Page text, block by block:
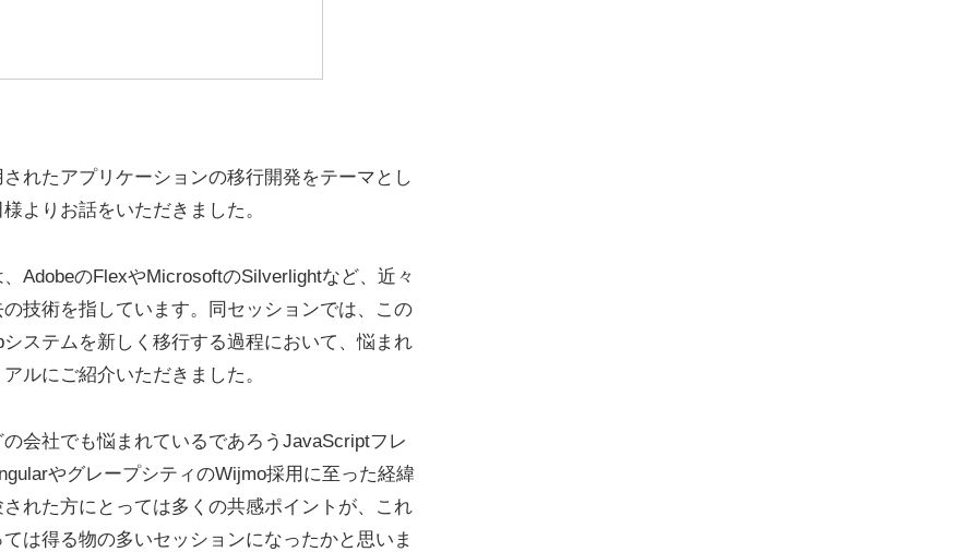
れたアプリケーションの移行開発をテーマとし
よりお話をいただきました。
AdobeのFlexやMicrosoftのSilverlightなど、近々
技術を指しています。同セッションでは、この
ステムを新しく移行する過程において、悩まれ
ルにご紹介いただきました。
会社でも悩まれているであろうJavaScriptフレ
やグレープシティのWijmo採用に至った経緯
れた方にとっては多くの共感ポイントが、これ
は得る物の多いセッションになったかと思いま